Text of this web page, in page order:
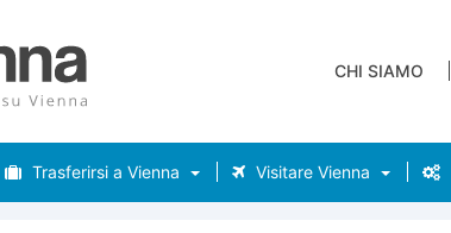
CHI SIAMO
Trasferirsi a Vienna Visitare Vienna